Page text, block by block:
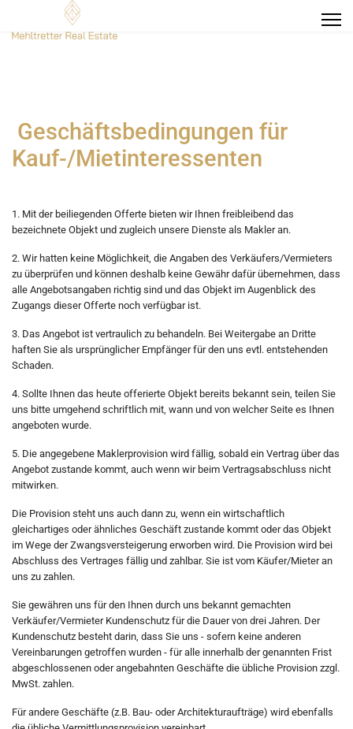
Geschäftsbedingungen für
Kauf-/Mietinteressenten
1. Mit der beiliegenden Offerte bieten wir Ihnen freibleibend das
bezeichnete Objekt und zugleich unsere Dienste als Makler an.
2. Wir hatten keine Möglichkeit, die Angaben des Verkäufers/Vermieters
zu überprüfen und können deshalb keine Gewähr dafür übernehmen, dass
alle Angebotsangaben richtig sind und das Objekt im Augenblick des
Zugangs dieser Offerte noch verfügbar ist.
3. Das Angebot ist vertraulich zu behandeln. Bei Weitergabe an Dritte
haften Sie als ursprünglicher Empfänger für den uns evtl. entstehenden
Schaden.
4. Sollte Ihnen das heute offerierte Objekt bereits bekannt sein, teilen Sie
uns bitte umgehend schriftlich mit, wann und von welcher Seite es Ihnen
angeboten wurde.
5. Die angegebene Maklerprovision wird fällig, sobald ein Vertrag über das
Angebot zustande kommt, auch wenn wir beim Vertragsabschluss nicht
mitwirken.
Die Provision steht uns auch dann zu, wenn ein wirtschaftlich
gleichartiges oder ähnliches Geschäft zustande kommt oder das Objekt
im Wege der Zwangsversteigerung erworben wird. Die Provision wird bei
Abschluss des Vertrages fällig und zahlbar. Sie ist vom Käufer/Mieter an
uns zu zahlen.
Sie gewähren uns für den Ihnen durch uns bekannt gemachten
Verkäufer/Vermieter Kundenschutz für die Dauer von drei Jahren. Der
Kundenschutz besteht darin, dass Sie uns - sofern keine anderen
Vereinbarungen getroffen wurden - für alle innerhalb der genannten Frist
abgeschlossenen oder angebahnten Geschäfte die übliche Provision zzgl.
MwSt. zahlen.
Für andere Geschäfte (z.B. Bau- oder Architekturaufträge) wird ebenfalls